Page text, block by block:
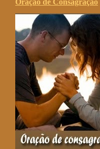
Oração de Consagração